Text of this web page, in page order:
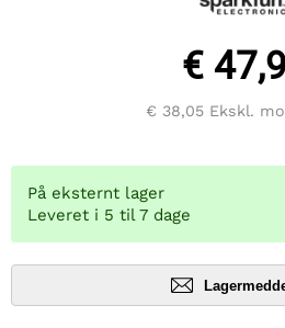
€
€ 38,05Ekskl.
På eksternt lager
Leveret i 5 til 7 dage